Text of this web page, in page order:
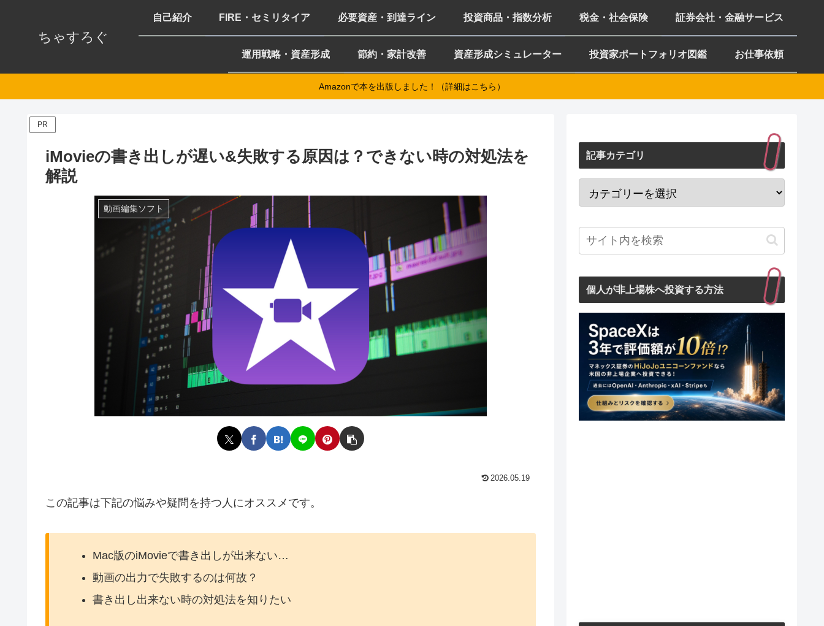
ちゃすろぐ
自己紹介 FIRE・セミリタイア 必要資産・到達ライン 投資商品・指数分析 税金・社会保険 証券会社・金融サービス
運用戦略・資産形成 節約・家計改善 資産形成シミュレーター 投資家ポートフォリオ図鑑 お仕事依頼
Amazonで本を出版しました！（詳細はこちら）
PR
iMovieの書き出しが遅い&失敗する原因は？できない時の対処法を
解説
動画編集ソフト
2026.05.19
この記事は下記の悩みや疑問を持つ人にオススメです。
Mac版のiMovieで書き出しが出来ない…
動画の出力で失敗するのは何故？
書き出し出来ない時の対処法を知りたい
記事カテゴリ
個人が非上場株へ投資する方法